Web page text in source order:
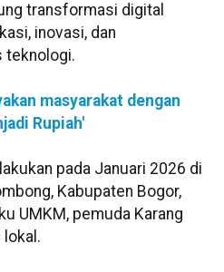
transformasi digital
inovasi, dan
teknologi.
masyarakat dengan
Rupiah'
pada Januari 2026 di
Kabupaten Bogor,
UMKM, pemuda Karang
lokal.